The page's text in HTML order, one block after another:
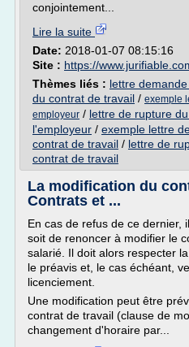
conjointement...
Lire la suite
Date: 2018-01-07 08:15:16
Site : https://
Thèmes liés : lettre
du contrat de travail / exemple
employeur / lettre de rupture
l'employeur / exemple lettre
contrat de travail / lettre de
contrat de travail
La modification du
Contrats et ...
En cas de refus de ce dernier,
soit de renoncer à modifier le
salarié. Il doit alors respecter
le préavis et, le cas échéant,
licenciement.
Une modification peut être
contrat de travail (clause de
changement d'horaire par...